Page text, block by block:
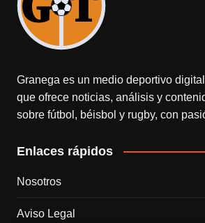
Granega es un medio deportivo
que ofrece noticias, análisis y
sobre fútbol, béisbol y rugby, con
Enlaces rápidos
Nosotros
Aviso Legal